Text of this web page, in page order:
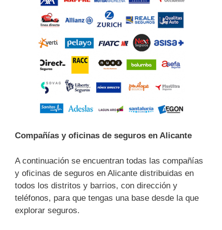
Compañías y oficinas de seguros en Alicante
A continuación se encuentran todas las compañías
y oficinas de seguros en Alicante distribuidas en
todos los distritos y barrios, con dirección y
teléfonos, para que tengas una base desde la que
explorar seguros.